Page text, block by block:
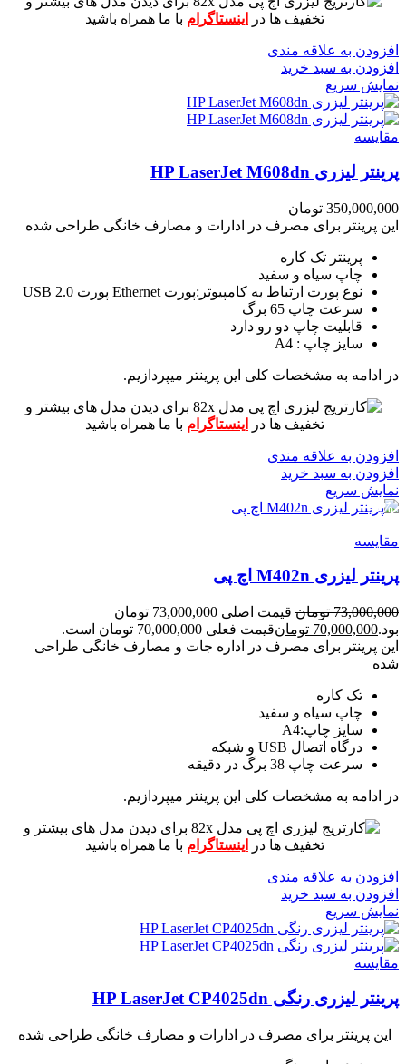
تخفیف ها در
اینستاگرام با ما همراه باشید
افزودن به علاقه مندی
افزودن به سبد خرید
نمایش سریع
مقايسه
پرینتر لیزری HP LaserJet M608dn
350,000,000 تومان
این پرینتر برای مصرف در ادارات و مصارف خانگی طراحی شده
پرینتر تک کاره
چاپ سیاه و سفید
نوع پورت ارتباط به کامپیوتر:پورت Ethernet پورت USB 2.0
سرعت چاپ 65 برگ
قابلیت چاپ دو رو دارد
سایز چاپ : A4
در ادامه به مشخصات کلی این پرینتر میپردازیم.
برای دیدن مدل های بیشتر و
تخفیف ها در
اینستاگرام با ما همراه باشید
افزودن به علاقه مندی
افزودن به سبد خرید
نمایش سریع
-4%
مقايسه
پرینتر لیزری M402n اچ پی
73,000,000 تومان
قیمت اصلی 73,000,000 تومان
بود.70,000,000 تومانقیمت فعلی 70,000,000 تومان است.
این پرینتر برای مصرف در اداره جات و مصارف خانگی طراحی
شده
تک کاره
چاپ سیاه و سفید
سایز چاپ:A4
درگاه اتصال USB و شبکه
سرعت چاپ 38 برگ در دقیقه
در ادامه به مشخصات کلی این پرینتر میپردازیم.
برای دیدن مدل های بیشتر و
تخفیف ها در
اینستاگرام با ما همراه باشید
افزودن به علاقه مندی
افزودن به سبد خرید
نمایش سریع
مقايسه
پرینتر لیزری رنگی HP LaserJet CP4025dn
این پرینتر برای مصرف در ادارات و مصارف خانگی طراحی شده